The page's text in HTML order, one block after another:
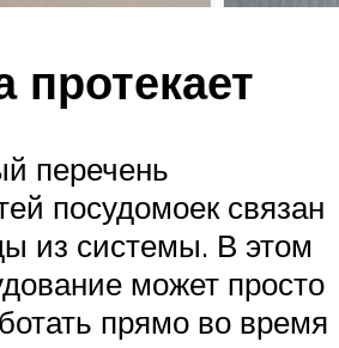
перечень
посудомоек связан
из системы. В этом
может просто
прямо во время